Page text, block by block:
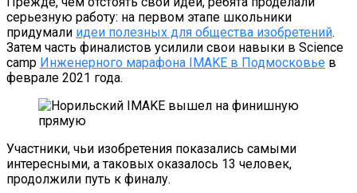
серьезную работу: на первом этапе школьники
придумали идеи полезных для общества изобретений.
Затем часть финалистов усилили свои навыки в Science
camp Инженерного марафона IMAKE в Подмосковье в
феврале 2021 года.
Участники, чьи изобретения показались самыми
интересными, а таковых оказалось 13 человек,
продолжили путь к финалу.